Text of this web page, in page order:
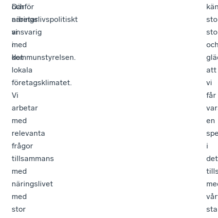
och
näringslivspolitiskt
ansvarig
i
kommunstyrelsen.
Därför
arbetar
vi
med
det
lokala
företagsklimatet.
Vi
arbetar
med
relevanta
frågor
tillsammans
med
näringslivet
med
stor
att
vi
får
en
i